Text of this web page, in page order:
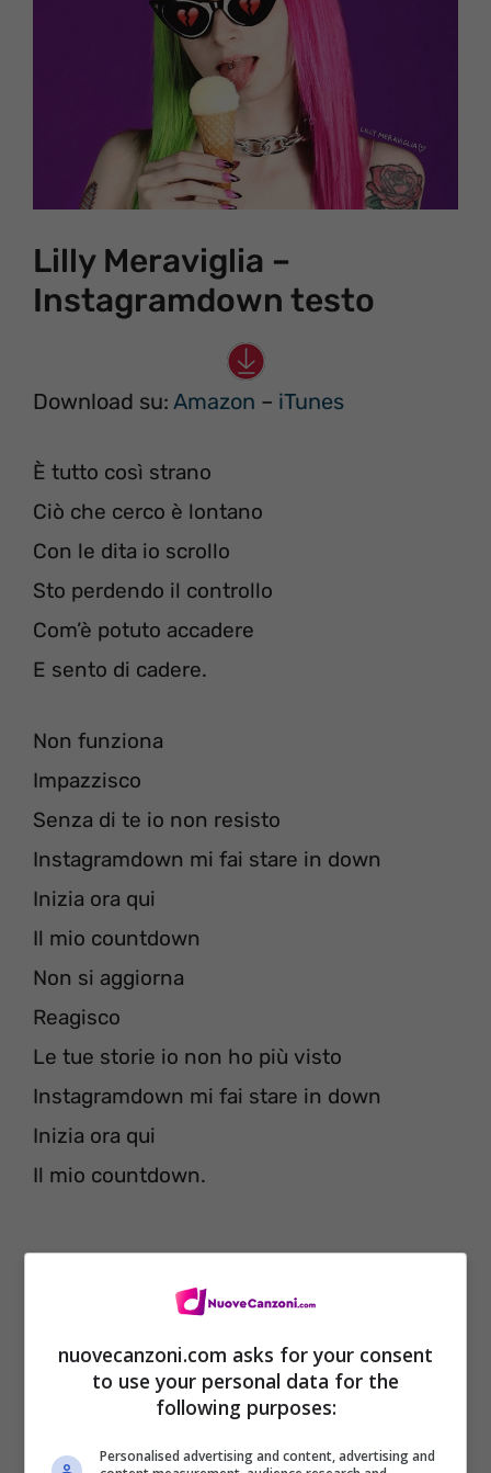
Lilly Meraviglia –
Instagramdown testo
Download su: Amazon – iTunes
È tutto così strano
Ciò che cerco è lontano
Con le dita io scrollo
Sto perdendo il controllo
Com’è potuto accadere
E sento di cadere.
Non funziona
Impazzisco
Senza di te io non resisto
Instagramdown mi fai stare in down
Inizia ora qui
Il mio countdown
Non si aggiorna
Reagisco
Le tue storie io non ho più visto
Instagramdown mi fai stare in down
Inizia ora qui
Il mio countdown.
nuovecanzoni.com asks for your consent
to use your personal data for the
following purposes:
Personalised advertising and content, advertising and